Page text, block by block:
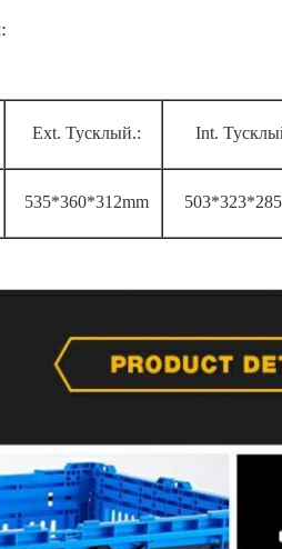
Ext. Тусклый.: Int.
535*360*312mm